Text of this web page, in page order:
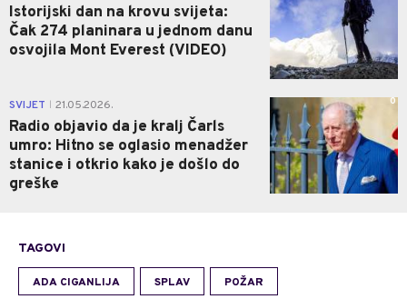
Istorijski dan na krovu svijeta:
Čak 274 planinara u jednom danu
osvojila Mont Everest (VIDEO)
SVIJET 21.05.2026.
Radio objavio da je kralj Čarls
umro: Hitno se oglasio menadžer
stanice i otkrio kako je došlo do
greške
0
TAGOVI
ADA CIGANLIJA SPLAV POŽAR